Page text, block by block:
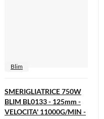
Blim
SMERIGLIATRICE 750W
BLIM BL0133 - 125mm -
VELOCITA' 11000G/MIN -